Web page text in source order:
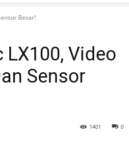
Besar!
LX100, Video
Sensor
0
1401